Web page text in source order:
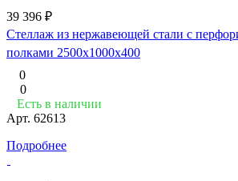
39 396 ₽
Стеллаж из нержавеющей стали с
полками 2500x1000x400
0
0
Есть в наличии
Арт. 62613
Подробнее